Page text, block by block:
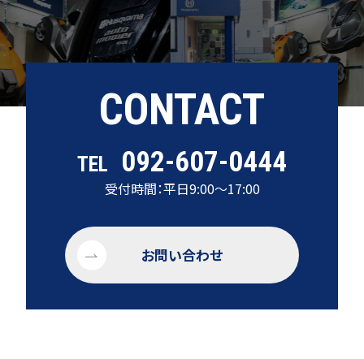
CONTACT
TEL 092-607-0444
受付時間：平日9:00～17:00
お問い合わせ